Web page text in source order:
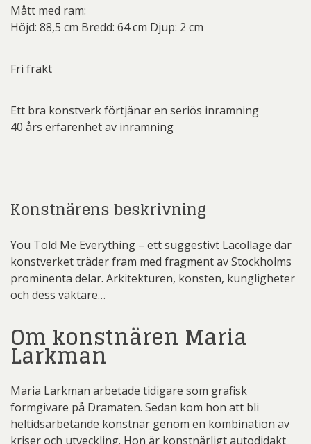
Mått med ram:
Höjd: 88,5 cm Bredd: 64 cm Djup: 2 cm
Fri frakt
Ett bra konstverk förtjänar en seriös inramning
40 års erfarenhet av inramning
Konstnärens beskrivning
You Told Me Everything – ett suggestivt Lacollage där
konstverket träder fram med fragment av Stockholms
prominenta delar. Arkitekturen, konsten, kungligheter
och dess väktare…
Om konstnären Maria
Larkman
Maria Larkman arbetade tidigare som grafisk
formgivare på Dramaten. Sedan kom hon att bli
heltidsarbetande konstnär genom en kombination av
kriser och utveckling. Hon är konstnärligt autodidakt